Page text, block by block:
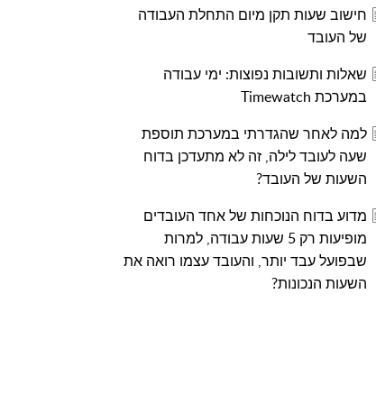
חישוב שעות תקן מיום התחלת העבודה
של העובד
שאלות ותשובות נפוצות: ימי עבודה
במערכת Timewatch
למה לאחר שהגדרתי במערכת תוספת
שעה לעובד לילה, זה לא מתעדכן בדוח
השעות של העובד?
מדוע בדוח הנוכחות של אחד העובדים
מופיעות רק 5 שעות עבודה, למרות
שבפועל עבד יותר, והעובד עצמו רואה את
השעות הנכונות?